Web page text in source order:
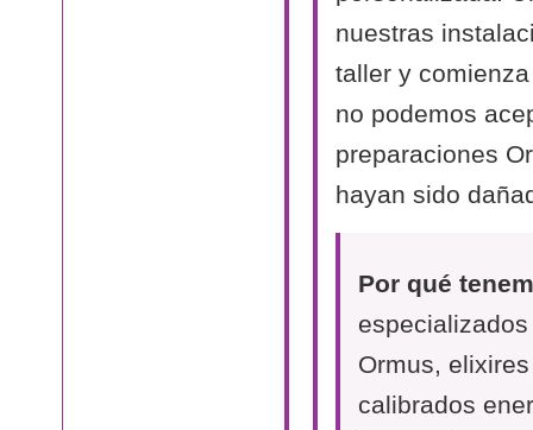
nuestras
taller y
no podemos
preparaciones
hayan sido
Por qué
Ormus,
calibrados